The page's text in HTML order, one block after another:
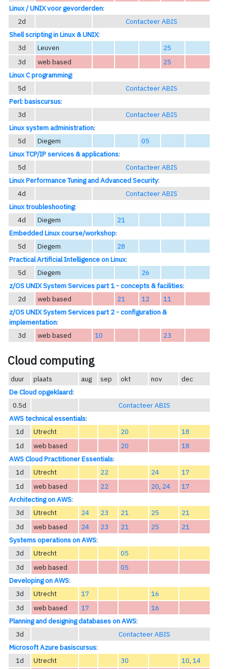
Linux / UNIX voor gevorderden:
2d
Contacteer ABIS
Shell scripting in Linux & UNIX:
3d
Leuven
25
3d
web based
25
Linux C programming:
5d
Contacteer ABIS
Perl: basiscursus:
3d
Contacteer ABIS
Linux system administration:
5d
Diegem
05
Linux TCP/IP services & applications:
5d
Contacteer ABIS
Linux Performance Tuning and Advanced Security:
4d
Contacteer ABIS
Linux troubleshooting:
4d
Diegem
21
Embedded Linux course/workshop:
5d
Diegem
28
Practical Artificial Intelligence on Linux:
5d
Diegem
26
z/OS UNIX System Services part 1 - concepts & facilities:
2d
web based 21 12
11
z/OS UNIX System Services part 2 - configuration &
implementation:
3d
web based 10 23
Cloud computing
duur plaats aug sep okt nov
dec
De Cloud opgeklaard:
0.5d
Contacteer ABIS
AWS technical essentials:
1d
Utrecht 20
18
1d
web based 20
18
AWS Cloud Practitioner Essentials:
1d
Utrecht 22 24
17
1d
web based 22 20, 24
17
Architecting on AWS:
3d
Utrecht 24 23 21 25
21
3d
web based 24 23 21 25
21
Systems operations on AWS:
3d
Utrecht
05
3d
web based
05
Developing on AWS:
3d
Utrecht 17
16
3d
web based 17
16
Planning and designing databases on AWS:
3d
Contacteer ABIS
Microsoft Azure basiscursus:
1d
Utrecht 30 10, 14